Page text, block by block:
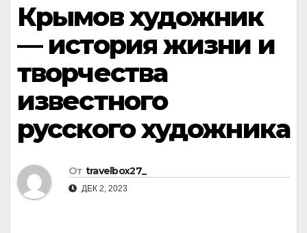
Крымов художник
— история жизни и
творчества
известного
русского художника
От travelbox27_
ДЕК 2, 2023